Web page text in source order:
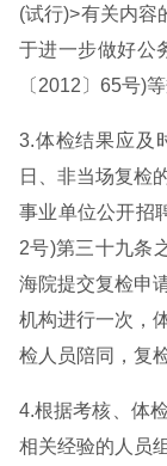
(试行)>有关内容
于进一步做好公
〔2012〕65号)
3.体检结果应及
日、非当场复检
事业单位公开招
2号)第三十九条
海院提交复检申
机构进行一次，
检人员陪同，复
4.根据考核、体
相关经验的人员